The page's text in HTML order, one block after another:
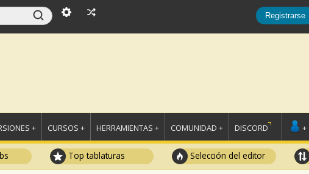
Registrarse
+ CURSOS + HERRAMIENTAS + COMUNIDAD + DISCORD +
Top tablaturas Selección del editor